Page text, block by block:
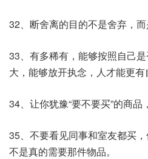
32、断舍离的目的不是舍弃，而
33、有多稀有，能够按照自己
大，能够放开执念，人才能更有
34、让你犹豫“要不要买”的商品
35、不要看见同事和室友都买
不是真的需要那件物品。